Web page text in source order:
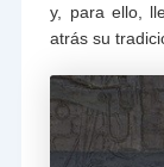
y, para ello,
atrás su